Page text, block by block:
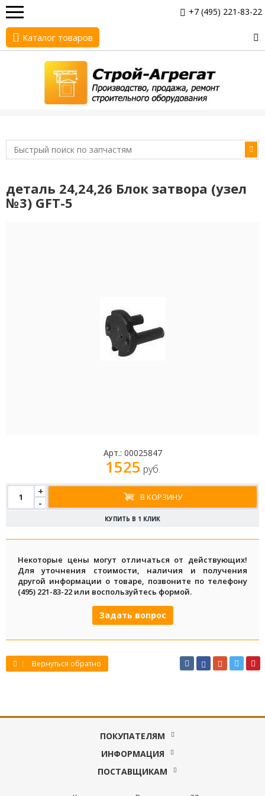
+7 (495) 221-83-22
Каталог товаров
деталь 24,24,26 Блок затвора (узел
№3) GFT-5
Арт.: 00025847
1525 руб.
+
-
В КОРЗИНУ
КУПИТЬ В 1 КЛИК
Некоторые цены могут отличаться от действующих!
Для уточнения стоимости, наличия и получения
другой информации о товаре, позвоните по телефону
(495) 221-83-22 или воспользуйтесь формой.
Задать вопрос
Вернуться обратно
ПОКУПАТЕЛЯМ
ИНФОРМАЦИЯ
ПОСТАВЩИКАМ